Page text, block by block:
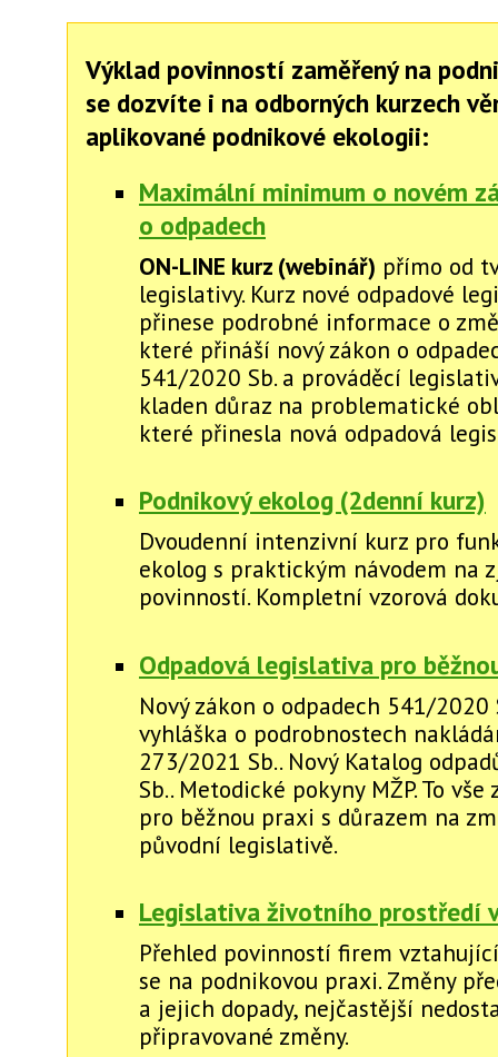
Výklad povinností zaměřený na
se dozvíte i na odborných kurzech
aplikované podnikové ekologii:
Maximální minimum o novém
o odpadech
ON-LINE kurz (webinář) přímo od
legislativy. Kurz nové odpadové
přinese podrobné informace o
které přináší nový zákon o
541/2020 Sb. a prováděcí
kladen důraz na problematické
které přinesla nová odpadová
Podnikový ekolog (2denní kurz)
Dvoudenní intenzivní kurz pro
ekolog s praktickým návodem na
povinností. Kompletní vzorová
Odpadová legislativa pro
Nový zákon o odpadech 541/2020
vyhláška o podrobnostech
273/2021 Sb.. Nový Katalog
Sb.. Metodické pokyny MŽP. To vše
pro běžnou praxi s důrazem na
původní legislativě.
Legislativa životního prostředí
Přehled povinností firem
se na podnikovou praxi. Změny
a jejich dopady, nejčastější
připravované změny.